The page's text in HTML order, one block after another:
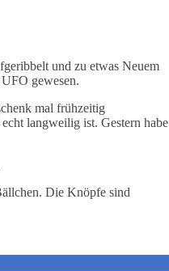
und zu etwas Neuem
gewesen.
mal frühzeitig
langweilig ist. Gestern habe
Die Knöpfe sind